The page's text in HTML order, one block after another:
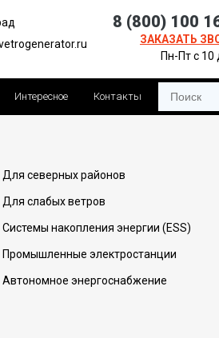
8 (800) 100
ЗАКАЗАТЬ
Пн-Пт с 10
Интересное Контакты
Для северных районов
Для слабых ветров
Системы накопления энергии (ESS)
Промышленные электростанции
Автономное энергоснабжение